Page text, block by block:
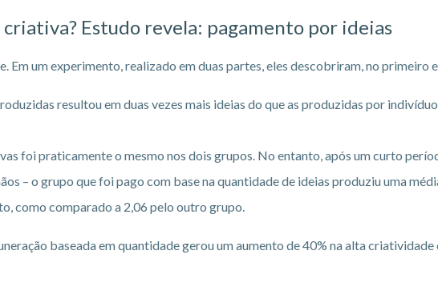
Estudo revela: pagamento por ideias
Em um experimento, realizado em duas partes, eles descobriram, no primeiro
resultou em duas vezes mais ideias do que as produzidas por
foi praticamente o mesmo nos dois grupos. No entanto, após um curto
– o grupo que foi pago com base na quantidade de ideias produziu uma
como comparado a 2,06 pelo outro grupo.
baseada em quantidade gerou um aumento de 40% na alta criatividade